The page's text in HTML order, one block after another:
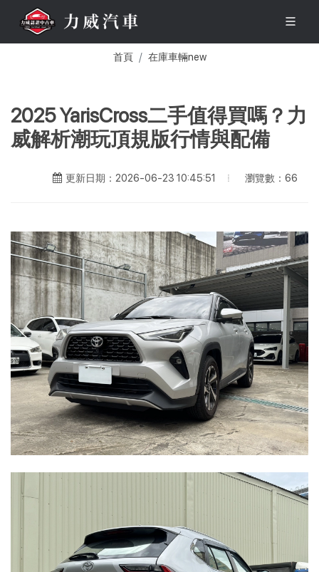
首頁 在庫車輛new
2025 YarisCross二手值得買嗎？力
威解析潮玩頂規版行情與配備
更新日期：2026-06-23 10:45:51 瀏覽數：66